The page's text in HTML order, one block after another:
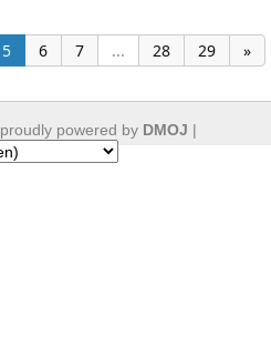
5 6 7 ... 28 29 »
proudly powered by DMOJ |